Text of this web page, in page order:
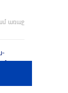
առաջ
առաջ